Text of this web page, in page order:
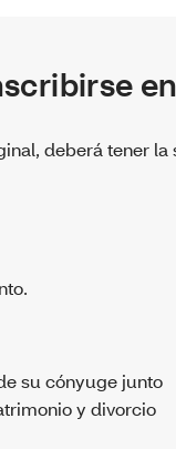
deberá tener
su cónyuge junto
y divorcio